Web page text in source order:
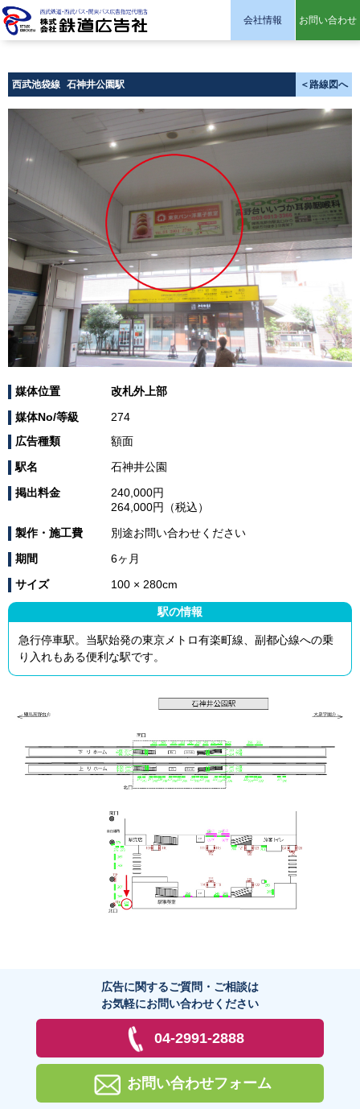
会社情報 お問い合わせ
西武池袋線 石神井公園駅 ＜路線図へ
媒体位置
改札外上部
媒体No/等級
274
広告種類
額面
駅名
石神井公園
掲出料金
240,000円
264,000円（税込）
製作・施工費
別途お問い合わせください
期間
6ヶ月
サイズ
100 × 280cm
駅の情報
急行停車駅。当駅始発の東京メトロ有楽町線、副都心線への乗
り入れもある便利な駅です。
広告に関するご質問・ご相談は
お気軽にお問い合わせください
04-2991-2888
お問い合わせフォーム